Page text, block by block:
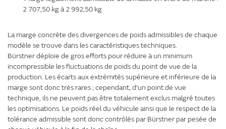
2 707,50 kg à 2 992,50 kg
La marge concrète des divergences de poids admissibles de chaque
modèle se trouve dans les caractéristiques techniques.
Bürstner déploie de gros efforts pour réduire à un minimum
incompressible les fluctuations de poids du point de vue de la
production. Les écarts aux extrémités supérieure et inférieure de la
marge sont donc très rares ; cependant, d'un point de vue
technique, ils ne peuvent pas être totalement exclus malgré toutes
les optimisations. Le poids réel du véhicule ainsi que le respect de la
tolérance admissible sont donc contrôlés par Bürstner par pesée de